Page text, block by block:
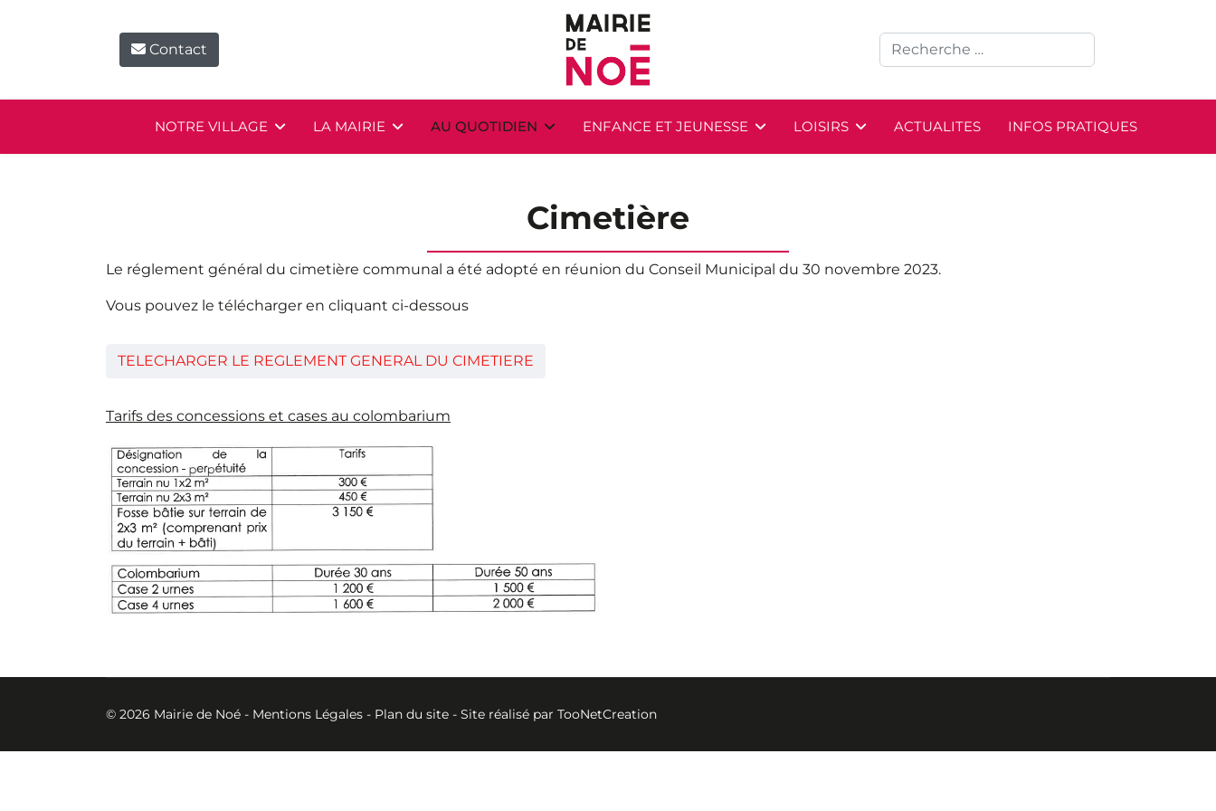
Contact
NOTRE VILLAGE LA MAIRIE AU QUOTIDIEN ENFANCE ET JEUNESSE LOISIRS ACTUALITES INFOS PRATIQUES
Cimetière
Le réglement général du cimetière communal a été adopté en réunion du Conseil Municipal du 30 novembre 2023.
Vous pouvez le télécharger en cliquant ci-dessous
TELECHARGER LE REGLEMENT GENERAL DU CIMETIERE
Tarifs des concessions et cases au colombarium
© 2026 Mairie de Noé - Mentions Légales - Plan du site - Site réalisé par TooNetCreation